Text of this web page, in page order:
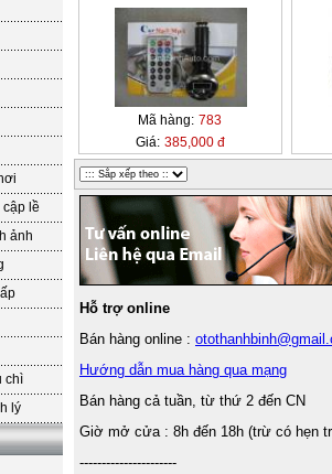
lề
ảnh
chì
lý
Mã hàng: 783
Giá: 385,000 đ
Hỗ trợ online
Bán hàng online :
Hướng dẫn mua hàng qua mạng
Bán hàng cả tuần, từ thứ 2 đến CN
Giờ mở cửa : 8h đến 18h (trừ có hẹn
----------------------